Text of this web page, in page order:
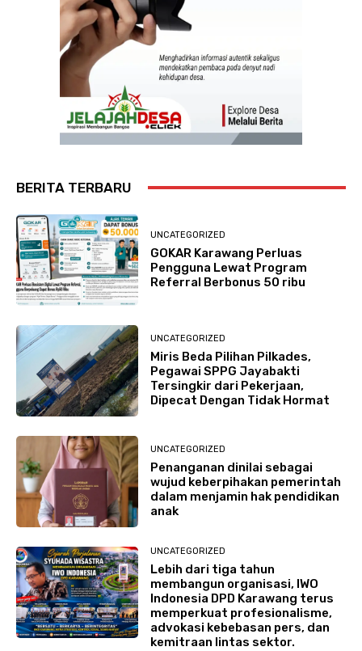
BERITA TERBARU
UNCATEGORIZED
GOKAR Karawang Perluas
Pengguna Lewat Program
Referral Berbonus 50 ribu
UNCATEGORIZED
Miris Beda Pilihan Pilkades,
Pegawai SPPG Jayabakti
Tersingkir dari Pekerjaan,
Dipecat Dengan Tidak Hormat
UNCATEGORIZED
Penanganan dinilai sebagai
wujud keberpihakan pemerintah
dalam menjamin hak pendidikan
anak
UNCATEGORIZED
Lebih dari tiga tahun
membangun organisasi, IWO
Indonesia DPD Karawang terus
memperkuat profesionalisme,
advokasi kebebasan pers, dan
kemitraan lintas sektor.